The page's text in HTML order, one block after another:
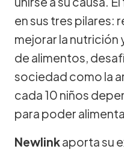
en sus tres pilares:
mejorar la nutrición
de alimentos,
sociedad como la
cada 10 niños
para poder
Newlinkaporta su